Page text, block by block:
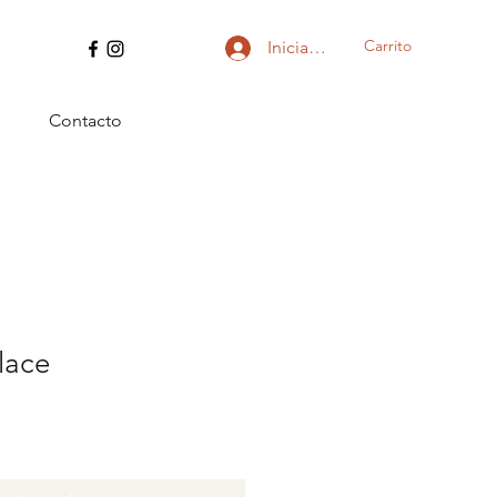
Iniciar sesiónCarrito
Contacto